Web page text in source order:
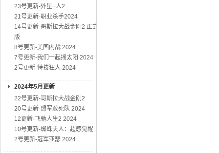
23号更新-外星+人2
21号更新-职业杀手2024
14号更新-哥斯拉大战金刚2 正式
版
8号更新-美国内战 2024
7号更新-我们一起摇太阳 2024
2号更新-特技狂人 2024
2024年5月更新
22号更新-哥斯拉大战金刚2
20号更新-盟军敢死队 2024
12更新-飞驰人生2 2024
10号更新-蜘蛛夫人：超感觉醒
2号更新-冠军亚瑟 2024